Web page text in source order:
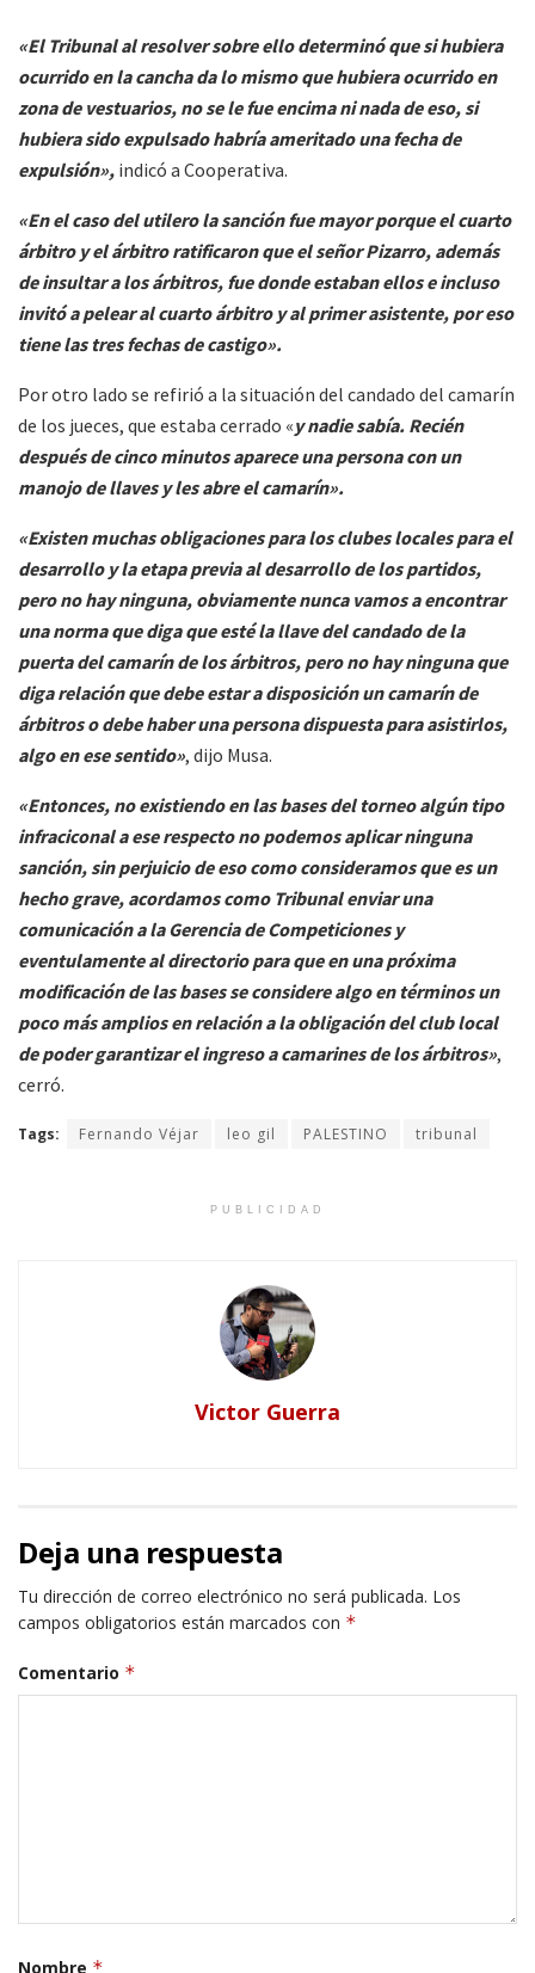
«El Tribunal al resolver sobre ello determinó que si hubiera
ocurrido en la cancha da lo mismo que hubiera ocurrido en
zona de vestuarios, no se le fue encima ni nada de eso, si
hubiera sido expulsado habría ameritado una fecha de
expulsión», indicó a Cooperativa.
«En el caso del utilero la sanción fue mayor porque el cuarto
árbitro y el árbitro ratificaron que el señor Pizarro, además
de insultar a los árbitros, fue donde estaban ellos e incluso
invitó a pelear al cuarto árbitro y al primer asistente, por eso
tiene las tres fechas de castigo».
Por otro lado se refirió a la situación del candado del camarín
de los jueces, que estaba cerrado «y nadie sabía. Recién
después de cinco minutos aparece una persona con un
manojo de llaves y les abre el camarín».
«Existen muchas obligaciones para los clubes locales para el
desarrollo y la etapa previa al desarrollo de los partidos,
pero no hay ninguna, obviamente nunca vamos a encontrar
una norma que diga que esté la llave del candado de la
puerta del camarín de los árbitros, pero no hay ninguna que
diga relación que debe estar a disposición un camarín de
árbitros o debe haber una persona dispuesta para asistirlos,
algo en ese sentido», dijo Musa.
«Entonces, no existiendo en las bases del torneo algún tipo
infraciconal a ese respecto no podemos aplicar ninguna
sanción, sin perjuicio de eso como consideramos que es un
hecho grave, acordamos como Tribunal enviar una
comunicación a la Gerencia de Competiciones y
eventulamente al directorio para que en una próxima
modificación de las bases se considere algo en términos un
poco más amplios en relación a la obligación del club local
de poder garantizar el ingreso a camarines de los árbitros»,
cerró.
Tags: Fernando Véjar leo gil PALESTINO tribunal
PUBLICIDAD
Victor Guerra
Deja una respuesta
Tu dirección de correo electrónico no será publicada. Los
campos obligatorios están marcados con *
Comentario *
Nombre *